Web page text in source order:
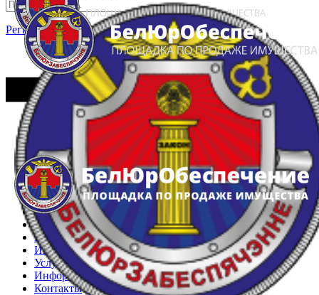
Регистрация Вход
Главная
Арестованное имущество
Реестр несостоявшихся торгов
Реестр переоценок
Частное имущество
Государственное имущество
Интернет-магазин
Интернет-витрина
Услуги
Информация
Контакты